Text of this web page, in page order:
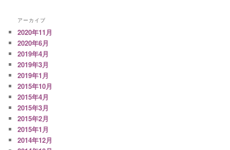
アーカイブ
2020年11月
2020年6月
2019年4月
2019年3月
2019年1月
2015年10月
2015年4月
2015年3月
2015年2月
2015年1月
2014年12月